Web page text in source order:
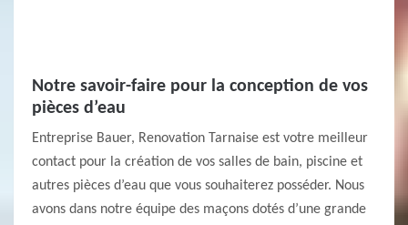
Notre savoir-faire pour la conception de vos
pièces d’eau
Entreprise Bauer, Renovation Tarnaise est votre meilleur
contact pour la création de vos salles de bain, piscine et
autres pièces d’eau que vous souhaiterez posséder. Nous
avons dans notre équipe des maçons dotés d’une grande